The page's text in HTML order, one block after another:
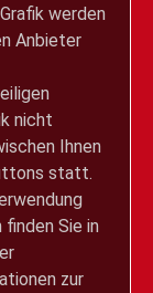
werden
Anbieter
nicht
Ihnen
statt.
finden Sie in
zur